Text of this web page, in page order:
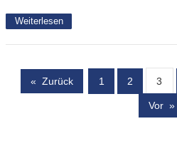
Weiterlesen
« Zurück 1 2 3
Vor »